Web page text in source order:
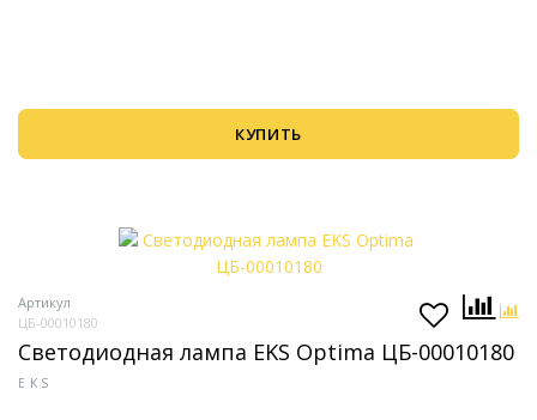
КУПИТЬ
Артикул
ЦБ-00010180
Светодиодная лампа EKS Optima ЦБ-00010180
EKS